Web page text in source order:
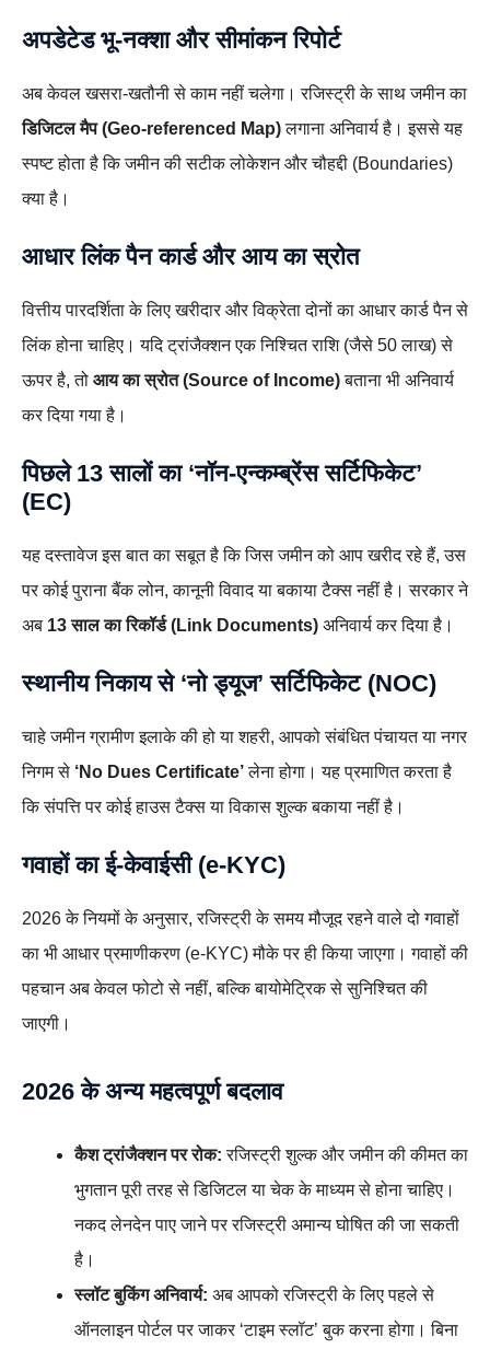
अपडेटेड भू-नक्शा और सीमांकन रिपोर्ट
अब केवल खसरा-खतौनी से काम नहीं चलेगा। रजिस्ट्री के साथ जमीन का
डिजिटल मैप (Geo-referenced Map)लगाना अनिवार्य है। इससे यह
स्पष्ट होता है कि जमीन की सटीक लोकेशन और चौहद्दी (Boundaries)
क्या है।
आधार लिंक पैन कार्ड और आय का स्रोत
वित्तीय पारदर्शिता के लिए खरीदार और विक्रेता दोनों का आधार कार्ड पैन से
लिंक होना चाहिए। यदि ट्रांजैक्शन एक निश्चित राशि (जैसे 50 लाख) से
ऊपर है, तो आय का स्रोत (Source of Income)बताना भी अनिवार्य
कर दिया गया है।
पिछले 13 सालों का ‘नॉन-एन्कम्ब्रेंस सर्टिफिकेट’
(EC)
यह दस्तावेज इस बात का सबूत है कि जिस जमीन को आप खरीद रहे हैं, उस
पर कोई पुराना बैंक लोन, कानूनी विवाद या बकाया टैक्स नहीं है। सरकार ने
अब 13 साल का रिकॉर्ड (Link Documents) अनिवार्य कर दिया है।
स्थानीय निकाय से ‘नो ड्यूज’ सर्टिफिकेट (NOC)
चाहे जमीन ग्रामीण इलाके की हो या शहरी, आपको संबंधित पंचायत या नगर
निगम से ‘No Dues Certificate’लेना होगा। यह प्रमाणित करता है
कि संपत्ति पर कोई हाउस टैक्स या विकास शुल्क बकाया नहीं है।
गवाहों का ई-केवाईसी (e-KYC)
2026 के नियमों के अनुसार, रजिस्ट्री के समय मौजूद रहने वाले दो गवाहों
का भी आधार प्रमाणीकरण (e-KYC) मौके पर ही किया जाएगा। गवाहों की
पहचान अब केवल फोटो से नहीं, बल्कि बायोमेट्रिक से सुनिश्चित की
जाएगी।
2026 के अन्य महत्वपूर्ण बदलाव
कैश ट्रांजैक्शन पर रोक: रजिस्ट्री शुल्क और जमीन की कीमत का
भुगतान पूरी तरह से डिजिटल या चेक के माध्यम से होना चाहिए।
नकद लेनदेन पाए जाने पर रजिस्ट्री अमान्य घोषित की जा सकती
है।
स्लॉट बुकिंग अनिवार्य: अब आपको रजिस्ट्री के लिए पहले से
ऑनलाइन पोर्टल पर जाकर ‘टाइम स्लॉट’ बुक करना होगा। बिना